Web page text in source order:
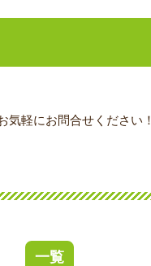
気軽にお問合せください！
一覧